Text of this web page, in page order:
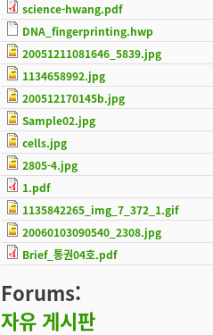
science-hwang.pdf
DNA_fingerprinting.hwp
20051211081646_5839.jpg
1134658992.jpg
200512170145b.jpg
Sample02.jpg
cells.jpg
2805-4.jpg
1.pdf
1135842265_img_7_372_1.gif
20060103090540_2308.jpg
Brief_통권04호.pdf
Forums:
자유 게시판